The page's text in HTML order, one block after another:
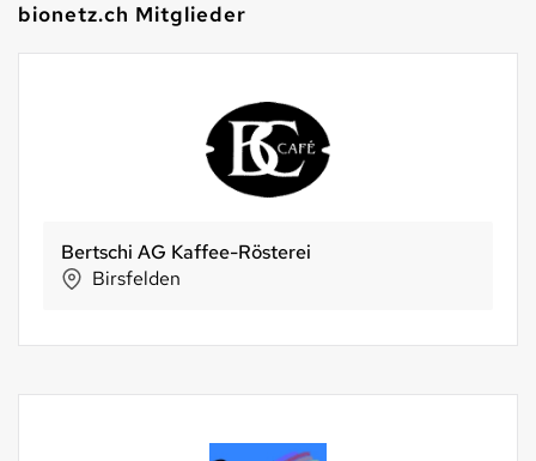
bionetz.ch Mitglieder
Genossenschaft Gran Alpin
Albula